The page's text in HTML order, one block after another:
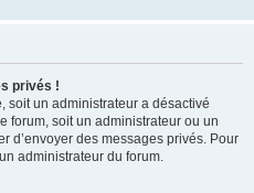
privés !
soit un administrateur a désactivé
forum, soit un administrateur ou un
d’envoyer des messages privés. Pour
administrateur du forum.